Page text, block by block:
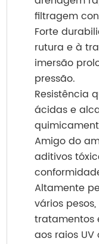
filtragem
Forte
rutura e à
imersão
pressão.
Resistência
ácidas e
Amigo do
aditivos
Altamente
vários
tratamentos
aos raios